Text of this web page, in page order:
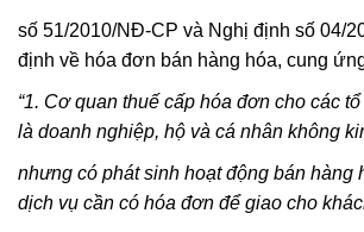
số 51/2010/NĐ-CP và Nghị định số 04/
định về hóa đơn bán hàng hóa, cung
“1. Cơ quan thuế cấp hóa đơn cho các
là doanh nghiệp, hộ và cá nhân không
nhưng có phát sinh hoạt động bán hàng
dịch vụ cần có hóa đơn để giao cho